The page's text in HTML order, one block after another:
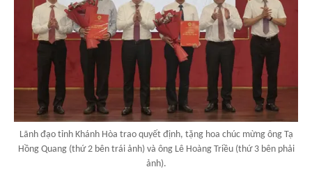
Lãnh đạo tỉnh Khánh Hòa trao quyết định, tặng hoa chúc mừng ông Tạ
Hồng Quang (thứ 2 bên trái ảnh) và ông Lê Hoàng Triều (thứ 3 bên phải
ảnh).